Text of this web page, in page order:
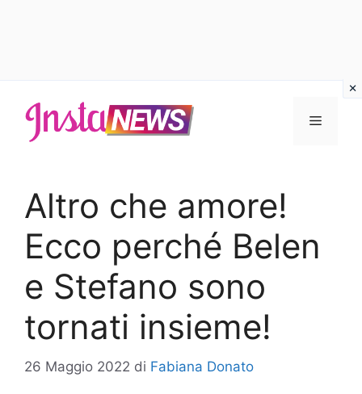
contenuto
Menu
Altro che amore!
Ecco perché Belen
e Stefano sono
tornati insieme!
26 Maggio 2022 di Fabiana Donato